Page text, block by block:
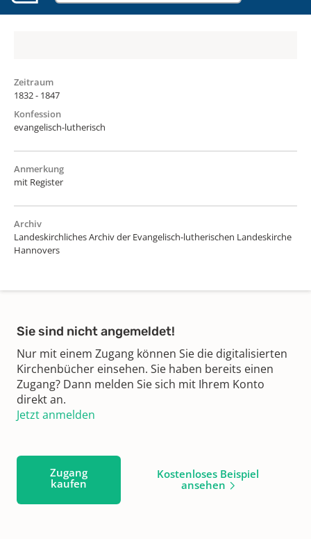
Zeitraum
1832 - 1847
Konfession
evangelisch-lutherisch
Anmerkung
mit Register
Archiv
Landeskirchliches Archiv der Evangelisch-lutherischen Landeskirche
Hannovers
Sie sind nicht angemeldet!
Nur mit einem Zugang können Sie die digitalisierten
Kirchenbücher einsehen. Sie haben bereits einen
Zugang? Dann melden Sie sich mit Ihrem Konto
direkt an.
Jetzt anmelden
Zugang
kaufen
Kostenloses Beispiel
ansehen